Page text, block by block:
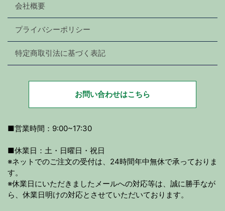
会社概要
プライバシーポリシー
特定商取引法に基づく表記
お問い合わせはこちら
■営業時間：9:00~17:30
■休業日：土・日曜日・祝日
※ネットでのご注文の受付は、24時間年中無休で承っておりま
す。
※休業日にいただきましたメールへの対応等は、誠に勝手なが
ら、休業日明けの対応とさせていただいております。